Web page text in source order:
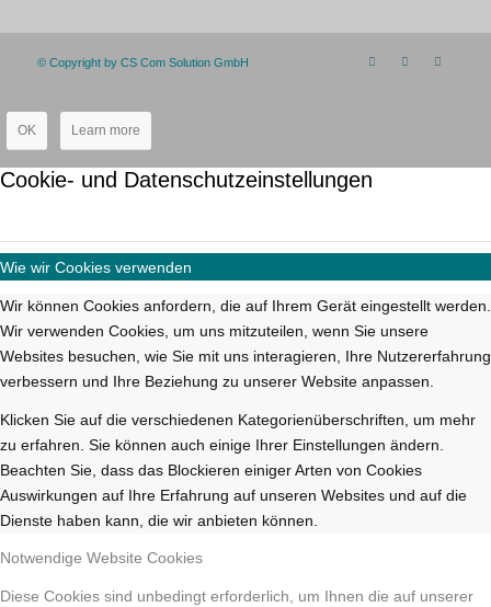
© Copyright by CS Com Solution GmbH
OK Learn more
Cookie- und Datenschutzeinstellungen
Wie wir Cookies verwenden
Wir können Cookies anfordern, die auf Ihrem Gerät eingestellt werden.
Wir verwenden Cookies, um uns mitzuteilen, wenn Sie unsere
Websites besuchen, wie Sie mit uns interagieren, Ihre Nutzererfahrung
verbessern und Ihre Beziehung zu unserer Website anpassen.
Klicken Sie auf die verschiedenen Kategorienüberschriften, um mehr
zu erfahren. Sie können auch einige Ihrer Einstellungen ändern.
Beachten Sie, dass das Blockieren einiger Arten von Cookies
Auswirkungen auf Ihre Erfahrung auf unseren Websites und auf die
Dienste haben kann, die wir anbieten können.
Notwendige Website Cookies
Diese Cookies sind unbedingt erforderlich, um Ihnen die auf unserer